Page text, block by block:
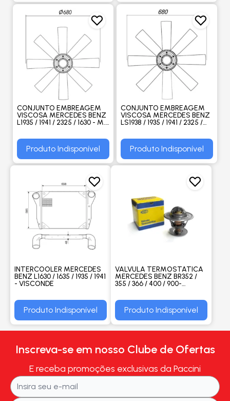
CONJUNTO EMBREAGEM
VISCOSA MERCEDES BENZ
L1935 / 1941 / 2325 / 1630 - M.
Produto Indisponível
CONJUNTO EMBREAGEM
VISCOSA MERCEDES BENZ
LS1938 / 1935 / 1941 / 2325 /
Produto Indisponível
INTERCOOLER MERCEDES
BENZ L1630 / 1635 / 1935 / 1941
- VISCONDE
Produto Indisponível
VALVULA TERMOSTATICA
MERCEDES BENZ BR352 /
355 / 366 / 400 / 900-
OM364LA914 / DIESEL
TODOS - M. MARELLI
Produto Indisponível
Inscreva-se em nosso Clube de Ofertas
E receba promoções exclusivas da Paccini